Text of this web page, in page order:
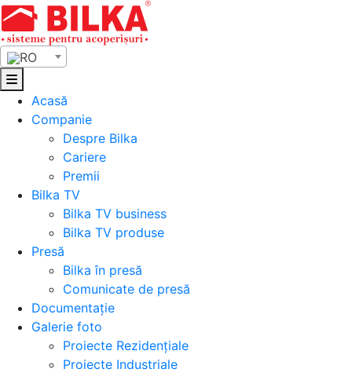
Skip
to
content
RO
Acasă
Companie
Despre Bilka
Cariere
Premii
Bilka TV
Bilka TV business
Bilka TV produse
Presă
Bilka în presă
Comunicate de presă
Documentație
Galerie foto
Proiecte Rezidențiale
Proiecte Industriale